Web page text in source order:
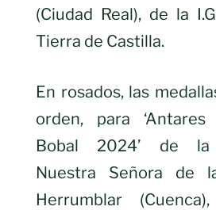
(Ciudad Real), de la
Tierra de Castilla.
En rosados, las
orden, para
Bobal 2024’ de la
Nuestra Señora de
Herrumblar